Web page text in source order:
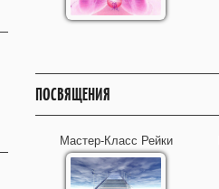
ПОСВЯЩЕНИЯ
Мастер-Класс Рейки